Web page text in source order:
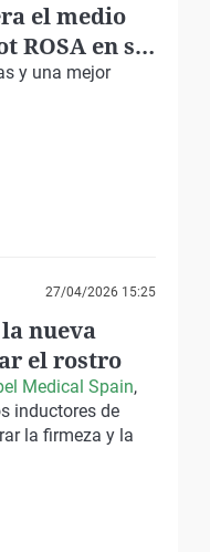
el medio
ROSA en su
y una mejor
27/04/2026 15:25
nueva
el rostro
Medical Spain,
inductores de
la firmeza y la